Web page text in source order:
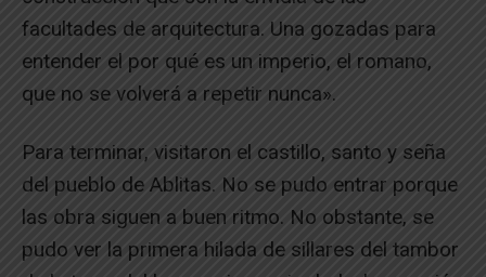
facultades de arquitectura. Una gozadas para
entender el por qué es un imperio, el romano,
que no se volverá a repetir nunca».
Para terminar, visitaron el castillo, santo y seña
del pueblo de Ablitas. No se pudo entrar porque
las obra siguen a buen ritmo. No obstante, se
pudo ver la primera hilada de sillares del tambor